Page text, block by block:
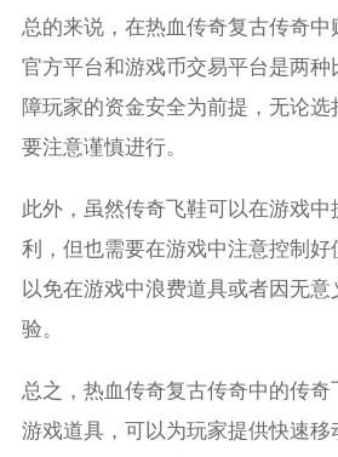
总的来说，在热血传奇复古传奇中
官方平台和游戏币交易平台是两种
障玩家的资金安全为前提，无论
要注意谨慎进行。
此外，虽然传奇飞鞋可以在游戏中
利，但也需要在游戏中注意控制好
以免在游戏中浪费道具或者因无
验。
总之，热血传奇复古传奇中的传
游戏道具，可以为玩家提供快速移